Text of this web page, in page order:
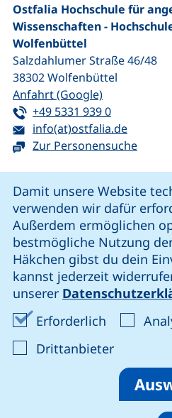
Damit unsere Website
verwenden wir dafür
Außerdem ermöglichen
bestmögliche Nutzung
Häkchen gibst du dein
kannst jederzeit
unserer
Erforderlich
Drittanbieter:
Ostfalia Hochschule für
Wissenschaften -
Wolfenbüttel
Salzdahlumer Straße 46/48
38302Wolfenbüttel
Anfahrt (Google)(externer
Tel:
+49 5331 939 0(startet
E-Mail:
info(at)ostfalia.de(öffnet
Zur Personensuche
unsere Facebook-Seite
unsere LinkedIn-Seite
unsereunsere
Cookie-Einstellungen
Impressum
Datenschutz
Erklärung zur